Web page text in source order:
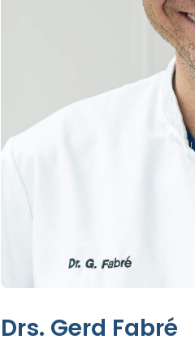
Drs. Gerd Fabré